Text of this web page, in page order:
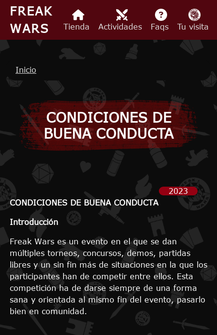
Pasar al contenido principal
FREAK
WARS
Tienda Actividades Faqs Tu visita
Ruta de navegación
Inicio
CONDICIONES DE
BUENA CONDUCTA
2023
CONDICIONES DE BUENA CONDUCTA
Introducción
Freak Wars es un evento en el que se dan
múltiples torneos, concursos, demos, partidas
libres y un sin fin más de situaciones en la que los
participantes han de competir entre ellos. Esta
competición ha de darse siempre de una forma
sana y orientada al mismo fin del evento, pasarlo
bien en comunidad.